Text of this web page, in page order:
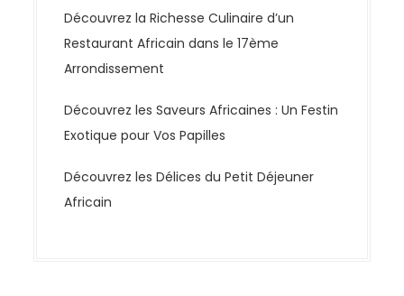
Découvrez la Richesse Culinaire d’un
Restaurant Africain dans le 17ème
Arrondissement
Découvrez les Saveurs Africaines : Un Festin
Exotique pour Vos Papilles
Découvrez les Délices du Petit Déjeuner
Africain